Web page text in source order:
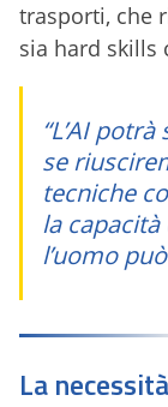
trasporti, che
sia hard skills
“L’AI
se
tecniche
la
l’uomo
La